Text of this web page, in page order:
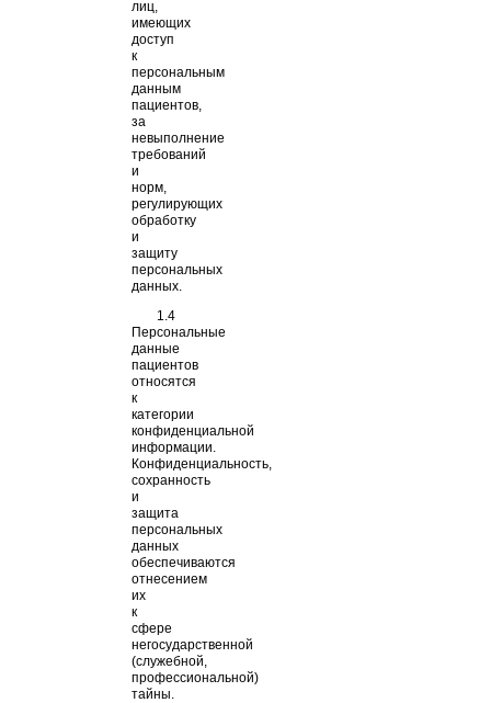
лиц,
имеющих
доступ
к
персональным
данным
пациентов,
за
невыполнение
требований
и
норм,
регулирующих
обработку
и
защиту
персональных
данных.
1.4
Персональные
данные
пациентов
относятся
к
категории
конфиденциальной
информации.
Конфиденциальность,
сохранность
и
защита
персональных
данных
обеспечиваются
отнесением
их
к
сфере
негосударственной
(служебной,
профессиональной)
тайны.